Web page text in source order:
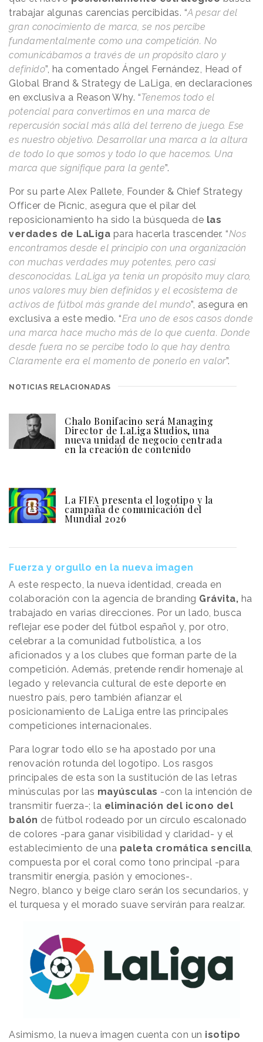
trabajar algunas carencias percibidas. “A pesar del
gran conocimiento de marca, se nos percibe
fundamentalmente como una competición. No
comunicábamos a través de un propósito claro y
definido”, ha comentado Ángel Fernández, Head of
Global Brand & Strategy de LaLiga, en declaraciones
en exclusiva a Reason Why. “Tenemos todo el
potencial para convertirnos en una marca de
repercusión social más allá del terreno de juego. Ese
es nuestro objetivo. Desarrollar una marca a la altura
de todo lo que somos y todo lo que hacemos. Una
marca que signifique para la gente”.
Por su parte Alex Pallete, Founder & Chief Strategy
Officer de Picnic, asegura que el pilar del
reposicionamiento ha sido la búsqueda de las
verdades de LaLiga para hacerla trascender. “Nos
encontramos desde el principio con una organización
con muchas verdades muy potentes, pero casi
desconocidas. LaLiga ya tenía un propósito muy claro,
unos valores muy bien definidos y el ecosistema de
activos de fútbol más grande del mundo”, asegura en
exclusiva a este medio. “Era uno de esos casos donde
una marca hace mucho más de lo que cuenta. Donde
desde fuera no se percibe todo lo que hay dentro.
Claramente era el momento de ponerlo en valor”.
NOTICIAS RELACIONADAS
Chalo Bonifacino será Managing
Director de LaLiga Studios, una
nueva unidad de negocio centrada
en la creación de contenido
La FIFA presenta el logotipo y la
campaña de comunicación del
Mundial 2026
Fuerza y orgullo en la nueva imagen
A este respecto, la nueva identidad, creada en
colaboración con la agencia de branding Grávita, ha
trabajado en varias direcciones. Por un lado, busca
reflejar ese poder del fútbol español y, por otro,
celebrar a la comunidad futbolística, a los
aficionados y a los clubes que forman parte de la
competición. Además, pretende rendir homenaje al
legado y relevancia cultural de este deporte en
nuestro país, pero también afianzar el
posicionamiento de LaLiga entre las principales
competiciones internacionales.
Para lograr todo ello se ha apostado por una
renovación rotunda del logotipo. Los rasgos
principales de esta son la sustitución de las letras
minúsculas por las mayúsculas -con la intención de
transmitir fuerza-; la eliminación del icono del
balón de fútbol rodeado por un círculo escalonado
de colores -para ganar visibilidad y claridad- y el
establecimiento de una paleta cromática sencilla,
compuesta por el coral como tono principal -para
transmitir energía, pasión y emociones-.
Negro, blanco y beige claro serán los secundarios, y
el turquesa y el morado suave servirán para realzar.
Asimismo, la nueva imagen cuenta con un isotipo